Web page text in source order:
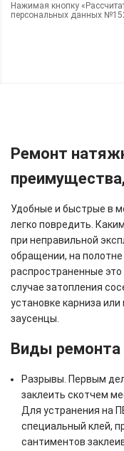
Нажимая кнопку
персональных данных
Ремонт
Удобные и быстрые в
легко повредить.
при неправильной
обращении, на
распространенные
случае затопления
установке карниза
заусенцы.
Виды ремонта
Разрывы. Первым
заклеить скотчем
Для устранения на
специальный клей,
сантиментов